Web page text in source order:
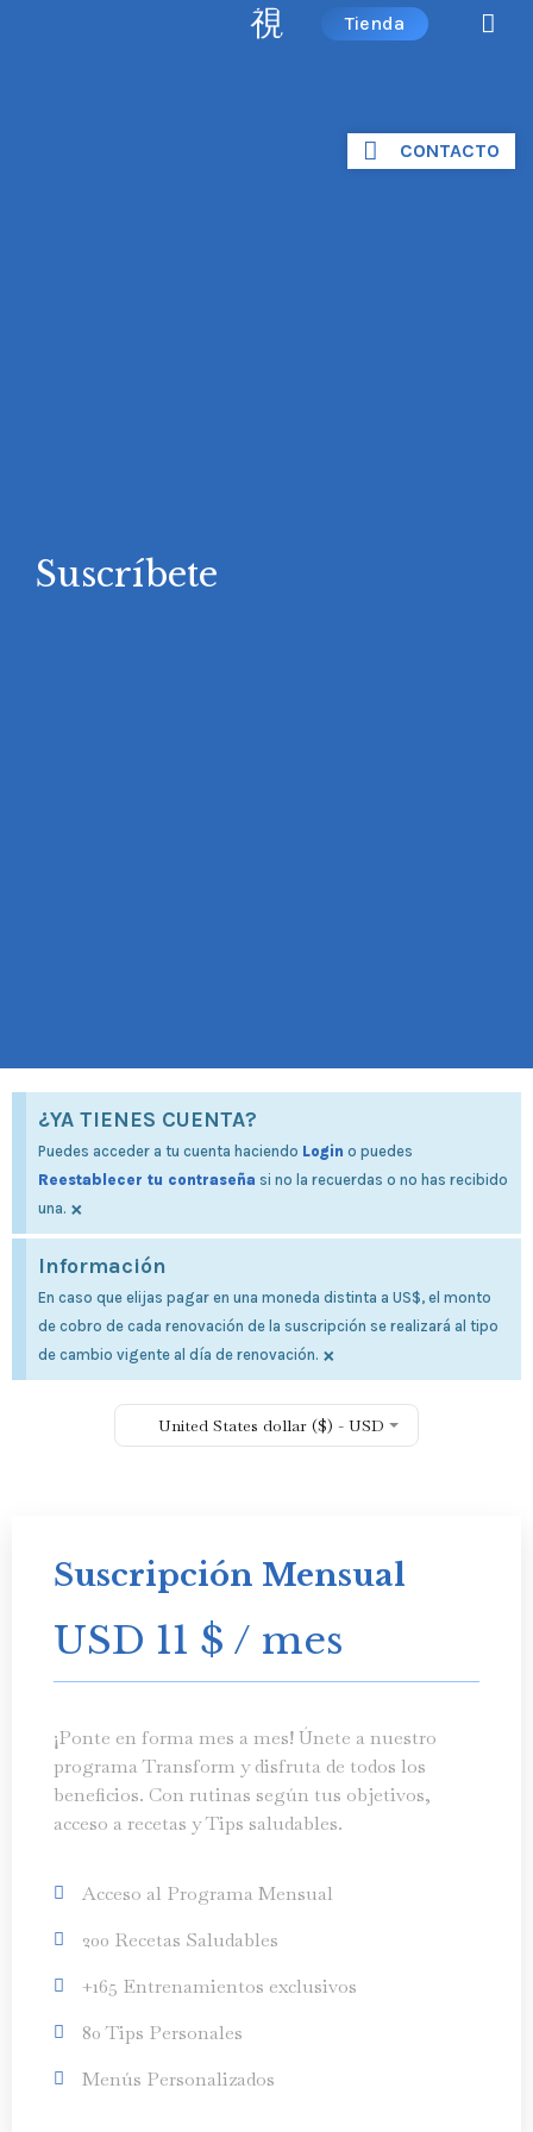
Tienda
CONTACTO
Suscríbete
¿YA TIENES CUENTA?
Puedes acceder a tu cuenta haciendo Login o puedes
Reestablecer tu contraseña si no la recuerdas o no has recibido
una. ×
Información
En caso que elijas pagar en una moneda distinta a US$, el monto
de cobro de cada renovación de la suscripción se realizará al tipo
de cambio vigente al día de renovación. ×
United States dollar ($) - USD
Suscripción Mensual
USD 11 $ / mes
¡Ponte en forma mes a mes! Únete a nuestro
programa Transform y disfruta de todos los
beneficios. Con rutinas según tus objetivos,
acceso a recetas y Tips saludables.
Acceso al Programa Mensual
200 Recetas Saludables
+165 Entrenamientos exclusivos
80 Tips Personales
Menús Personalizados